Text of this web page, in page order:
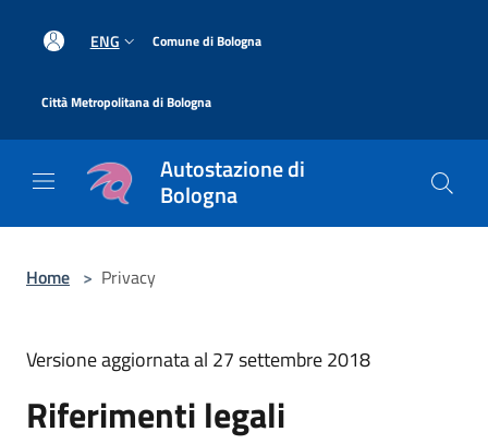
ENG Comune di Bologna
Città Metropolitana di Bologna
Autostazione di
Bologna
Home > Privacy
Versione aggiornata al 27 settembre 2018
Riferimenti legali